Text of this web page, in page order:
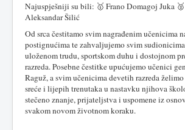
Najuspješniji su bili: 🥇 Frano Domagoj Juka
Aleksandar Šilić
Od srca čestitamo svim nagrađenim učenicima
postignućima te zahvaljujemo svim
uloženom trudu, sportskom duhu i dostojnom
razreda. Posebne čestitke upućujemo učenici
Raguž, a svim učenicima devetih razreda
sreće i lijepih trenutaka u nastavku njihova
stečeno znanje, prijateljstva i uspomene iz
svakom novom životnom koraku.